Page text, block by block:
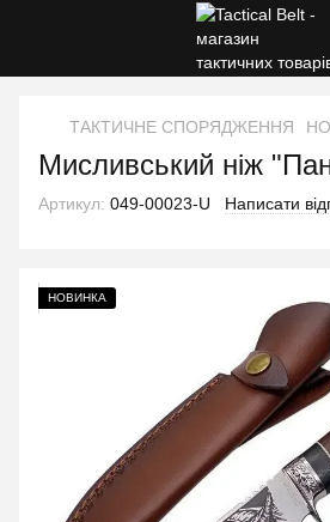
ТАКТИЧНЕ СПОРЯДЖЕННЯ
Мисливський ніж
Артикул: 049-00023-U Написати
НОВИНКА